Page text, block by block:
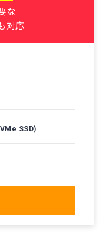
な
対応
SSD)